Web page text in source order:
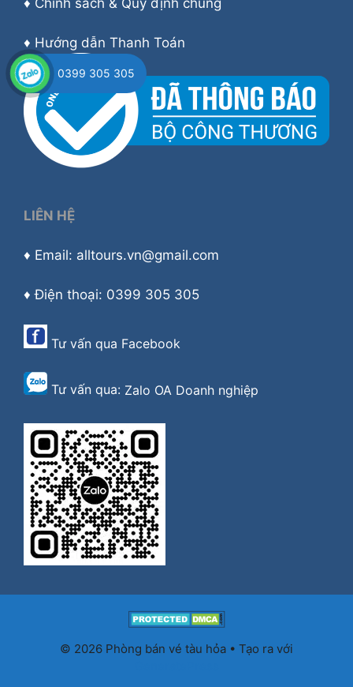
♦ Chính sách & Quy định chung
♦ Hướng dẫn Thanh Toán
LIÊN HỆ
♦ Email: alltours.vn@gmail.com
♦ Điện thoại: 0399 305 305
Tư vấn qua Facebook
Tư vấn qua: Zalo OA Doanh nghiệp
© 2026 Phòng bán vé tàu hỏa • Tạo ra với
0399 305 305